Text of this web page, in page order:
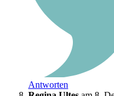
Antworten